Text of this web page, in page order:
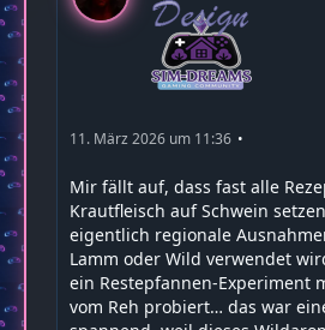
11. März 2026 um 11:36
Mir fällt auf, dass fast alle
Krautfleisch auf Schwein
eigentlich regionale
Lamm oder Wild verwendet
ein Restepfannen-Experiment
vom Reh probiert… das war